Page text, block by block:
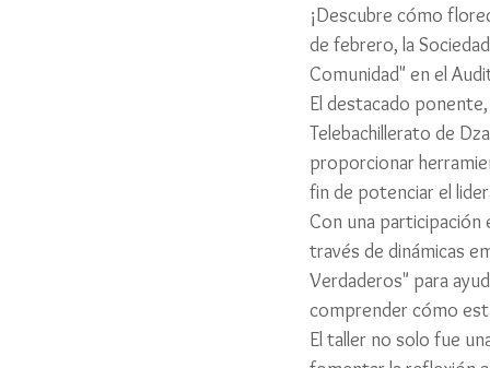
¡Descubre cómo
de febrero, la
Comunidad" en el
El destacado
Telebachillerato de
proporcionar
fin de potenciar el
Con una
través de dinámicas
Verdaderos" para
comprender cómo
El taller no solo fue